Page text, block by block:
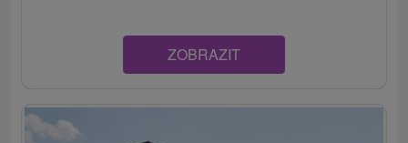
ZOBRAZIT